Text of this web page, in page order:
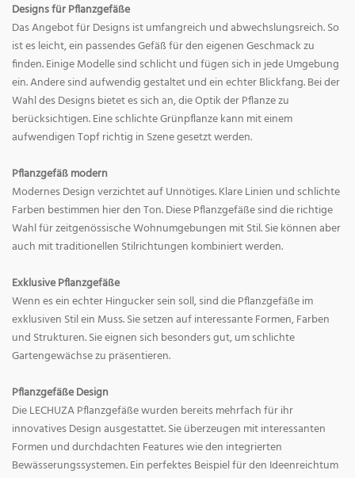
Designs für Pflanzgefäße
Das Angebot für Designs ist umfangreich und abwechslungsreich. So
ist es leicht, ein passendes Gefäß für den eigenen Geschmack zu
finden. Einige Modelle sind schlicht und fügen sich in jede Umgebung
ein. Andere sind aufwendig gestaltet und ein echter Blickfang. Bei der
Wahl des Designs bietet es sich an, die Optik der Pflanze zu
berücksichtigen. Eine schlichte Grünpflanze kann mit einem
aufwendigen Topf richtig in Szene gesetzt werden.
Pflanzgefäß modern
Modernes Design verzichtet auf Unnötiges. Klare Linien und schlichte
Farben bestimmen hier den Ton. Diese Pflanzgefäße sind die richtige
Wahl für zeitgenössische Wohnumgebungen mit Stil. Sie können aber
auch mit traditionellen Stilrichtungen kombiniert werden.
Exklusive Pflanzgefäße
Wenn es ein echter Hingucker sein soll, sind die Pflanzgefäße im
exklusiven Stil ein Muss. Sie setzen auf interessante Formen, Farben
und Strukturen. Sie eignen sich besonders gut, um schlichte
Gartengewächse zu präsentieren.
Pflanzgefäße Design
Die LECHUZA Pflanzgefäße wurden bereits mehrfach für ihr
innovatives Design ausgestattet. Sie überzeugen mit interessanten
Formen und durchdachten Features wie den integrierten
Bewässerungssystemen. Ein perfektes Beispiel für den Ideenreichtum